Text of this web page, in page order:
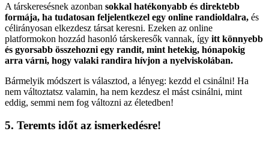
A társkeresésnek azonban sokkal hatékonyabb és direktebb
formája, ha tudatosan feljelentkezel egy online randioldalra, és
célirányosan elkezdesz társat keresni. Ezeken az online
platformokon hozzád hasonló társkeresők vannak, így itt könnyebb
és gyorsabb összehozni egy randit, mint hetekig, hónapokig
arra várni, hogy valaki randira hívjon a nyelviskolában.
Bármelyik módszert is választod, a lényeg: kezdd el csinálni! Ha
nem változtatsz valamin, ha nem kezdesz el mást csinálni, mint
eddig, semmi nem fog változni az életedben!
5. Teremts időt az ismerkedésre!